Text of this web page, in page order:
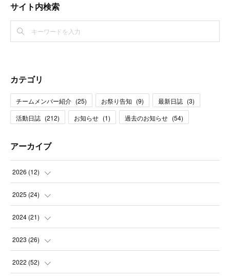
サイト内検索
カテゴリ
チームメンバー紹介 (25) お祭り告知 (9) 最新日誌 (3)
活動日誌 (212) お知らせ (1) 過去のお知らせ (54)
アーカイブ
2026 (12)
(1
(3
(1
(1
2025 (24)
(2
(3
(1
2024 (21)
(2
(2
2023 (26)
(1
2022 (52)